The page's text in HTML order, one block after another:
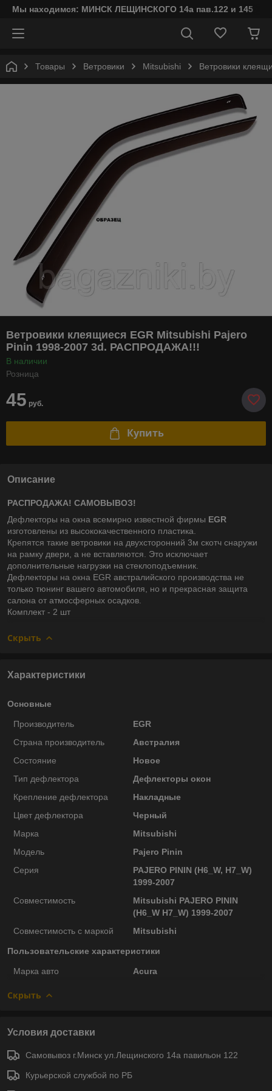
Мы находимся: МИНСК ЛЕЩИНСКОГО 14а пав.122 и 145
Товары Ветровики Mitsubishi Ветровики
Ветровики клеящиеся EGR Mitsubishi Pajero
Pinin 1998-2007 3d. РАСПРОДАЖА!!!
В наличии
Розница
45 руб.
Купить
Описание
РАСПРОДАЖА! САМОВЫВОЗ!
Дефлекторы на окна всемирно известной фирмы EGR
изготовлены из высококачественного пластика.
Крепятся такие ветровики на двухсторонний 3м скотч снаружи
на рамку двери, а не вставляются. Это исключает
дополнительные нагрузки на стеклоподъемник.
Дефлекторы на окна EGR австралийского производства не
только тюнинг вашего автомобиля, но и прекрасная защита
салона от атмосферных осадков.
Комплект - 2 шт
Скрыть
Характеристики
Основные
Производитель
EGR
Страна производитель
Австралия
Состояние
Новое
Тип дефлектора
Дефлекторы окон
Крепление дефлектора
Накладные
Цвет дефлектора
Черный
Марка
Mitsubishi
Модель
Pajero Pinin
Серия
PAJERO PININ (H6_W, H7_W)
1999-2007
Совместимость
Mitsubishi PAJERO PININ
(H6_W H7_W) 1999-2007
Совместимость с маркой
Mitsubishi
Пользовательские характеристики
Марка авто Acura
Скрыть
Условия доставки
Самовывоз г.Минск ул.Лещинского 14а павильон 122
Курьерской службой по РБ